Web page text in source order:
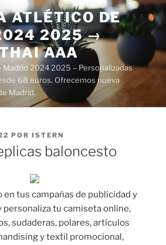
ATLÉTICO DE
2025 →
AAA
2024 2025 – Personalizadas
68 euros. Ofrecemos nueva
Madrid.
POR ISTERN
baloncesto
en tus campañas de publicidad y
personaliza tu camiseta online,
sudaderas, polares, artículos
y textil promocional,